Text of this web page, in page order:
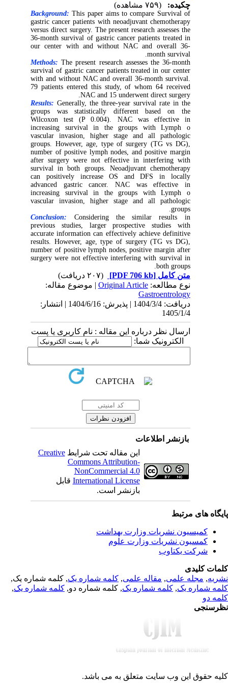
چکیده:
Background:This paper aims to compare Survival of
gastric cancer patients with neoadjuvant chemotherapy
versus direct surgery. The present research assesses the
36-month survival of gastric cancer patients treated in
our center with and without NAC and overall 36-
month survival.
Methods:The present research assesses the 36-month
survival of gastric cancer patients treated in our center
with and without NAC and overall 36-month survival.
79 patients entered this study, of whom 64 received
NAC and 15 underwent direct surgery.
Results:Generally, the three-year survival rate in the
groups was statistically different based on the
Wilcoxon test (P 0.004). NAC was effective in
increasing survival in the groups with Lymph o
vascular invasion, higher stage and all pathologic
groups. However, age, type of surgery (TG vs DG),
number of positive lymph nodes, and positive margin
after surgery were not effective in interfering with
survival in both groups. Neoadjuvant chemotherapy
can positively increase OS and DFS in locally
advanced gastric cancer. NAC was effective in
increasing survival in the groups with Lymph o
vascular invasion, higher stage and all pathologic
groups.
Conclusion:
Considering the similar results in
previous studies, larger prospective studies with
accurate information can effectively achieve definitive
results. However, age, type of surgery (TG vs DG),
number of positive lymph nodes, positive margin after
surgery were not effective interfering with survival in
both groups.
متن کامل[PDF 706 kb]
نوع مطالعه:Original Article| موضوع مقاله:
Gastroentrology
دریافت: 1404/3/4 | پذیرش: 1404/6/16 | انتشار:
1405/1/4
ارسال نظر درباره این مقاله : نام کاربری یا پست
الکترونیک شما:
بازنشر اطلاعات
این مقاله تحت شرایطCreative
Commons Attribution-
NonCommercial 4.0
International Licenseقابل
بازنشر است.
های مرتبط
کمیسیون نشریات وزارت بهداشت
کمسیون نشریات وزارت علوم
شرکت یکتاوب
کلیدی
,مجله علمی, مقاله علمی, کلمه شماره یک, کلمه شماره یک,
شماره یک,کلمه شماره یک, کلمه شماره دو,کلمه شماره یک,
دو
حقوق این وب سایت متعلق بهمی باشد.